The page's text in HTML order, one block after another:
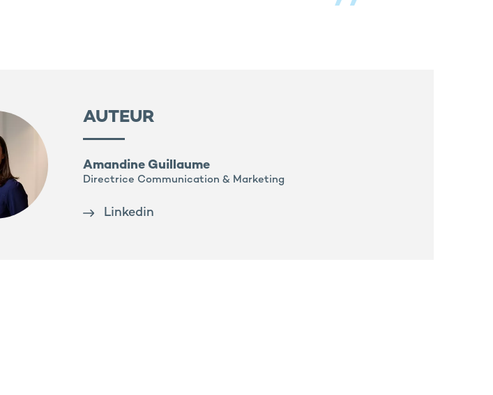
AUTEUR
Amandine Guillaume
Directrice Communication & Marketing
Linkedin